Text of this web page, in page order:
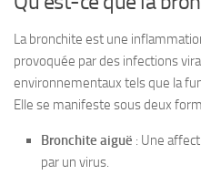
La bronchite est une
provoquée par des infections
environnementaux tels que la
Elle se manifeste sous deux
Bronchite aiguë : Une
par un virus.